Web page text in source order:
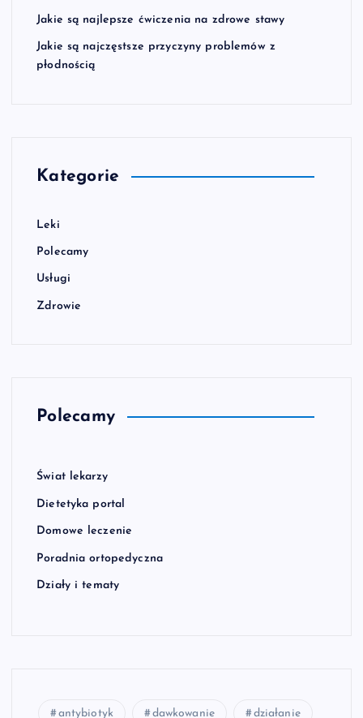
Jakie są najlepsze ćwiczenia na zdrowe stawy
Jakie są najczęstsze przyczyny problemów z
płodnością
Kategorie
Leki
Polecamy
Usługi
Zdrowie
Polecamy
Świat lekarzy
Dietetyka portal
Domowe leczenie
Poradnia ortopedyczna
Działy i tematy
antybiotyk dawkowanie działanie